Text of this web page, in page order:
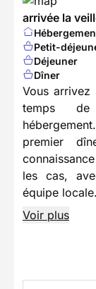
arrivée la
Petit-
Déjeuner
Dîner
Vous
temps
premier
les cas,
équipe locale.
Voir plus